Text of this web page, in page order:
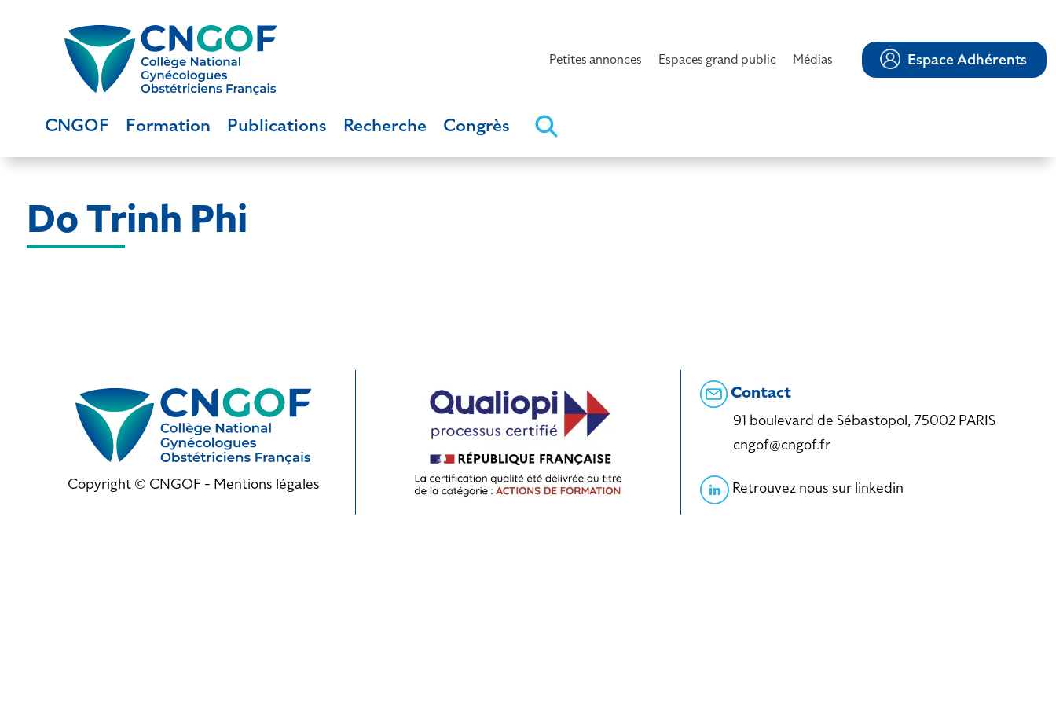
Petites annonces Espaces grand public Médias Espace Adhérents
CNGOF Formation Publications Recherche Congrès
Do Trinh Phi
Copyright © CNGOF - Mentions légales
Contact
91 boulevard de Sébastopol, 75002 PARIS
cngof@cngof.fr
Retrouvez nous sur linkedin